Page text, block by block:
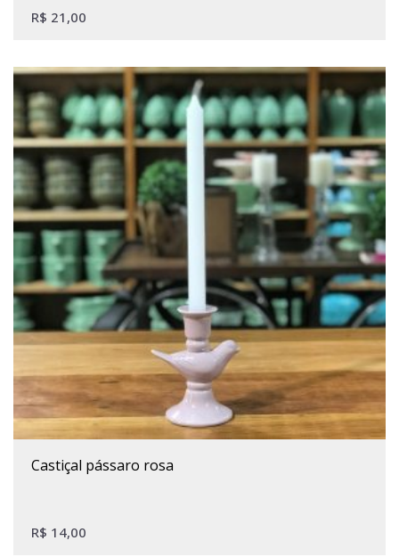
R$ 21,00
castiçal pássaro rosa
R$ 14,00